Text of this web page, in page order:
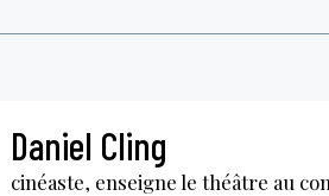
Daniel Cling
cinéaste, enseigne le théâtre au